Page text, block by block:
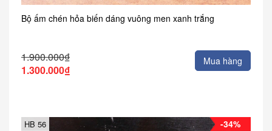
Bộ ấm chén hỏa biến dáng vuông men xanh trắng
1.900.000₫
1.300.000₫
Mua hàng
-34%
HB 56